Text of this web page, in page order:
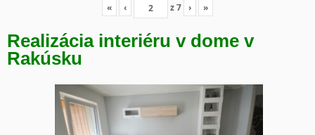
« ‹ z7 › »
Realizácia interiéru v dome v
Rakúsku